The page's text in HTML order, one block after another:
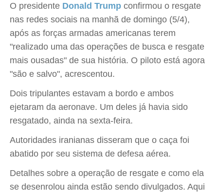
O presidente Donald Trump confirmou o resgate
nas redes sociais na manhã de domingo (5/4),
após as forças armadas americanas terem
"realizado uma das operações de busca e resgate
mais ousadas" de sua história. O piloto está agora
"são e salvo", acrescentou.
Dois tripulantes estavam a bordo e ambos
ejetaram da aeronave. Um deles já havia sido
resgatado, ainda na sexta-feira.
Autoridades iranianas disseram que o caça foi
abatido por seu sistema de defesa aérea.
Detalhes sobre a operação de resgate e como ela
se desenrolou ainda estão sendo divulgados. Aqui